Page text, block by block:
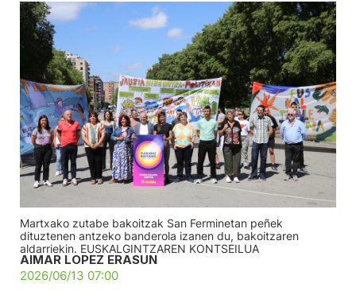
Martxako zutabe bakoitzak San Ferminetan peñek
dituztenen antzeko banderola izanen du, bakoitzaren
aldarriekin. EUSKALGINTZAREN KONTSEILUA
AIMAR LOPEZ ERASUN
2026/06/13 07:00